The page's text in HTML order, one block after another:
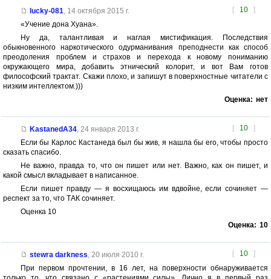
[ 10 ]
lucky-081, 14 октября 2015 г.
«Учение дона Хуана».
Ну да, талантливая и наглая мистификация. Последствия
обыкновенного наркотического одурманивания преподнести как способ
преодоления проблем и страхов и перехода к новому пониманию
окружающего мира, добавить этнический колорит, и вот Вам готов
философский трактат. Скажи плохо, и запишут в поверхностные читатели с
низким интеллектом.)))
Оценка: нет
[ 10 ]
KastanedA34, 24 января 2013 г.
Если бы Карлос Кастанеда был бы жив, я нашла бы его, чтобы просто
сказать спасибо.
Не важно, правда то, что он пишет или нет. Важно, как он пишет, и
какой смысл вкладывает в написанное.
Если пишет правду — я восхищаюсь им вдвойне, если сочиняет —
респект за то, что ТАК сочиняет.
Оценка 10
Оценка: 10
[ 10 ]
stewra darkness, 20 июля 2010 г.
При первом прочтении, в 16 лет, на поверхности обнаруживается